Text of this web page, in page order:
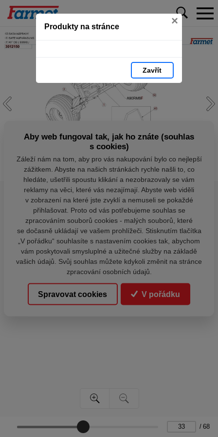
Produkty na stránce ×
Zavřít
/ 68
Aby web fungoval tak, jak ho znáte (souhlas
s cookies)
Záleží nám na tom, aby pro vás nakupování bylo co nejlepší
zážitkem. Abyste na našich stránkách rychle našli to, co
hledáte, ušetřili spoustu klikání a nezobrazovaly se vám
reklamy na věci, které vás nezajímají. Abyste web viděli
v zobrazení na které jste zvyklí a nemuseli se pokaždé
přihlašovat. Proto od vás potřebujeme souhlas se
zpracováním souborů cookies - malých souborů, které
se dočasně ukládají ve vašem prohlížeči. Stisknutím tlačítka
„V pořádku“ souhlasíte s nastavením cookies tak, abychom
vám poskytovali smysluplné a užitečné služby na základě
vašich údajů. Svůj souhlas můžete kdykoli změnit na stránce
zpracování osobních údajů.
Spravovat cookies V pořádku